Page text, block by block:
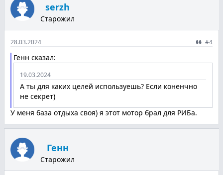
serzh
Старожил
28.03.2024 #4
Генн сказал:
19.03.2024
А ты для каких целей используешь? Если коненчно
не секрет)
У меня база отдыха своя) я этот мотор брал для РИБа.
Генн
Старожил